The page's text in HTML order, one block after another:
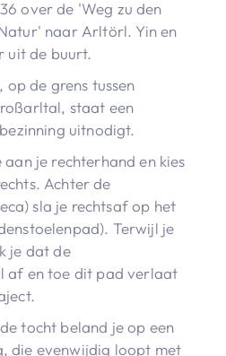
over de 'Weg zu den
naar Arltörl. Yin en
uit de buurt.
op de grens tussen
staat een
uitnodigt.
je rechterhand en kies
Achter de
sla je rechtsaf op het
Terwijl je
je dat de
af en toe dit pad verlaat
tocht beland je op een
die evenwijdig loopt met